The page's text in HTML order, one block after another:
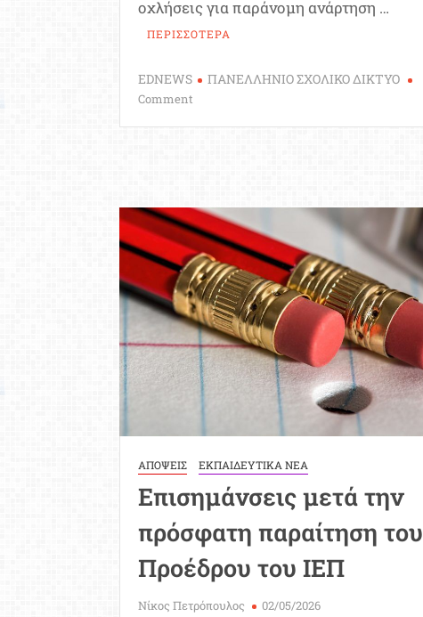
οχλήσεις για παράνομη ανάρτηση …
ΠΕΡΙΣΣΟΤΕΡΑ
EDNEWS ΠΑΝΕΛΛΗΝΙΟ ΣΧΟΛΙΚΟ ΔΙΚΤΥΟ
Comment
πνευματικών
δικαιωμάτων
ΑΠΟΨΕΙΣ ΕΚΠΑΙΔΕΥΤΙΚΑ ΝΕΑ
Επισημάνσεις μετά την
πρόσφατη παραίτηση του
Προέδρου του ΙΕΠ
Νίκος Πετρόπουλος 02/05/2026